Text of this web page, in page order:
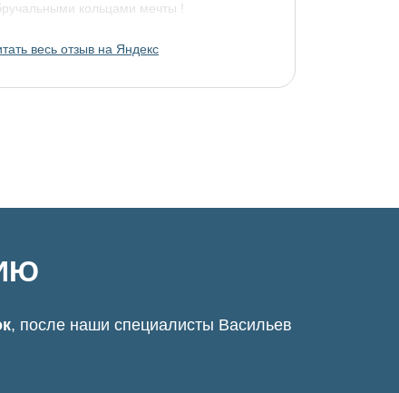
кольцами мечты !
весь отзыв на Яндекс
, после наши специалисты Васильев